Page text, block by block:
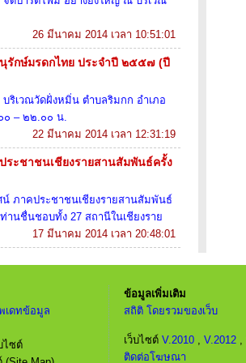
26 มีนาคม 2014 เวลา 10:51:01
รักษ์มรดกไทย ประจําปี ๒๕๕๗ (ปี
เวณวัดฝั่งหมิ่น ตำบลริมกก อำเภอ
๐ – ๒๒.๐๐ น.
22 มีนาคม 2014 เวลา 12:31:19
ระชาชนเชียงรายสานสัมพันธ์ครั้ง
ภาคประชาชนเชียงรายสานสัมพันธ์
านชื่นชอบทั้ง 27 สถานีในเชียงราย
17 มีนาคม 2014 เวลา 20:48:01
เดทข้อมูล
ไซต์
ข้อมูลเพิ่มเติม
สถิติ โดยรวมของเว็บ
เว็บไซต์ V.2010 , V.2012 ,
ติดต่อโฆษณา